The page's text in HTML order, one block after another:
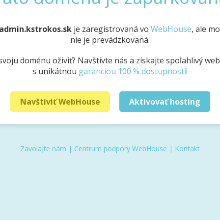
admin.kstrokos.skje zaregistrovaná vo WebHouse, ale
nie je prevádzkovaná.
doménu oživiť? Navštívte nás a získajte spoľahlivý
s unikátnou garanciou 100 % dostupnosti!
Navštíviť WebHouse Aktivovať hosting
Zavolajte nám | Centrum podpory WebHouse | Kontakt